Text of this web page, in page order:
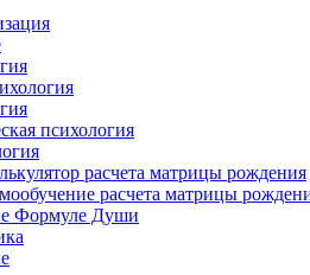
психология
расчета матрицы рождения
расчета матрицы
Формуле Души